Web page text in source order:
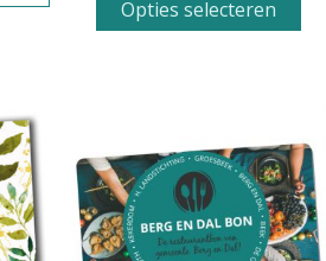
Opties selecteren